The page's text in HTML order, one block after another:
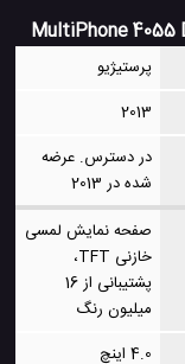
پرستیژیو
2013
در دسترس. عرضه
شده در 2013
صفحه نمایش لمسی
خازنی TFT،
پشتیبانی از 16
میلیون رنگ
4.0 اینچ